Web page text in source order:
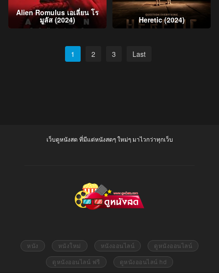
Alien Romulus เอเลี่ยน โร
มูลัส (2024) Heretic (2024)
1 2 3 Last
เว็บดูหนังสด ที่มีแต่หนังสดๆ ใหม่ๆ มาไวกว่าทุกเว็บ
หนัง หนังใหม่ หนังออนไลน์
ดูหนังออนไลน์
ดูหนังออนไลน์ ฟรี
ดูหนังออนไลน์ hd